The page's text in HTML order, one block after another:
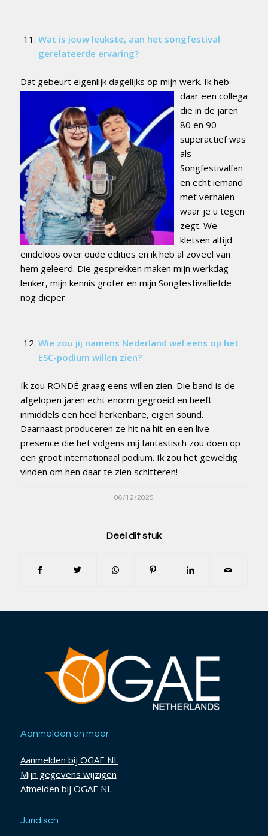
Wat is jouw leukste, aan het songfestival
gerelateerde ervaring?
Dat gebeurt eigenlijk dagelijks op mijn werk. Ik heb
daar een collega
die in de jaren
80 en 90
superactief was
als
Songfestivalfan
en echt iemand
met verhalen
waar je u tegen
zegt. We
kletsen altijd
eindeloos over oude edities en ik heb al zoveel van
hem geleerd. Die gesprekken maken mijn werkdag
leuker, mijn kennis groter en mijn Songfestivalliefde
nog dieper.
Wie zou jij namens Nederland wel eens op het
ESC-podium willen zien?
Ik zou RONDÉ graag eens willen zien. Die band is de
afgelopen jaren echt enorm gegroeid en heeft
inmiddels een heel herkenbare, eigen sound.
Daarnaast produceren ze hit na hit en een live–
presence die het volgens mij fantastisch zou doen op
een groot internationaal podium. Ik zou het geweldig
vinden om hen daar te zien schitteren!
06/12/2025
Deel dit stuk
Aanmelden en meer
Aanmelden bij OGAE NL
Mijn gegevens wijzigen
Afmelden bij OGAE NL
Juridisch